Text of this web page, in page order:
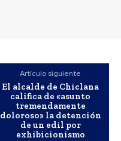
Artículo siguiente
El alcalde de Chiclana
califica de «asunto
tremendamente
doloroso» la detención
de un edil por
exhibicionismo